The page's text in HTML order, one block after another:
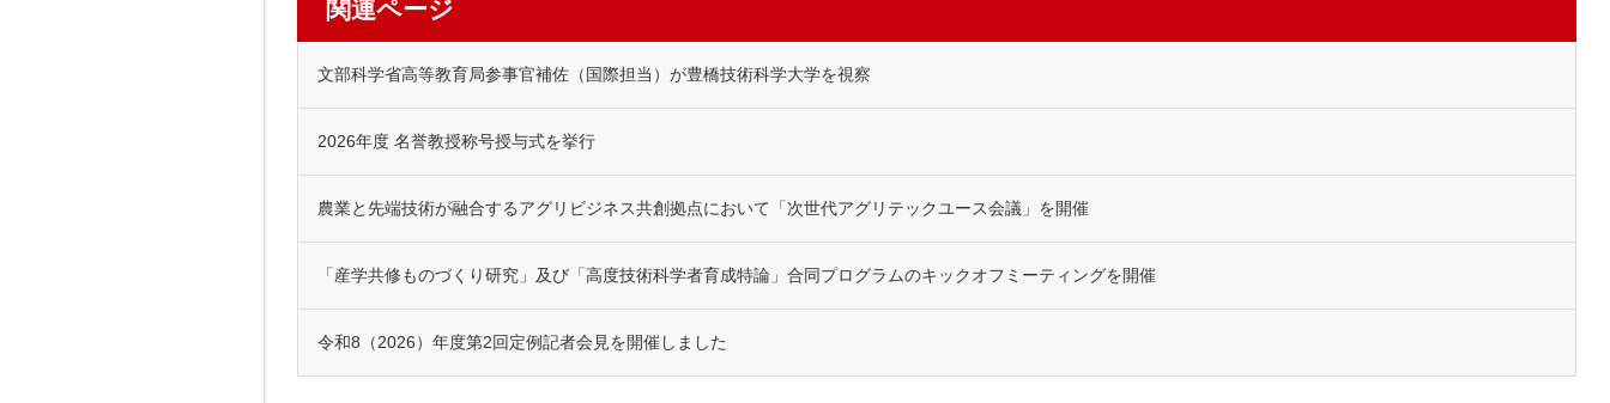
関連ページ
文部科学省高等教育局参事官補佐（国際担当）が豊橋技術科学大学を視察
2026年度 名誉教授称号授与式を挙行
農業と先端技術が融合するアグリビジネス共創拠点において「次世代アグリテックユース会議」を開催
「産学共修ものづくり研究」及び「高度技術科学者育成特論」合同プログラムのキックオフミーティングを開催
令和8（2026）年度第2回定例記者会見を開催しました